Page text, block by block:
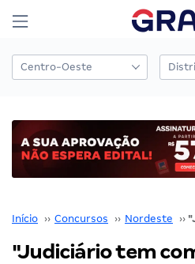
Início ›› Concursos ›› Nordeste ››
"Judiciário tem